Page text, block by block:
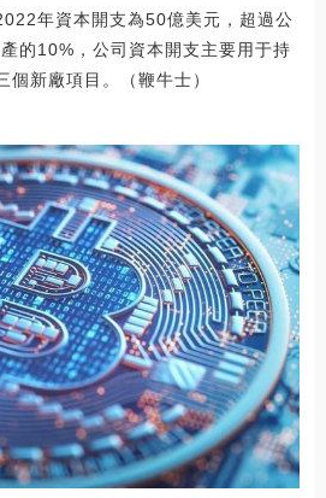
年資本開支為50億美元，超過公
的10%，公司資本開支主要用于持
新廠項目。（鞭牛士）